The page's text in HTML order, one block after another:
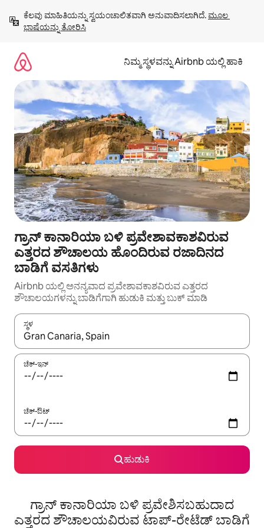
ಹೋಗಿ
ಕೆಲವು ಮಾಹಿತಿಯನ್ನು ಸ್ವಯಂಚಾಲಿತವಾಗಿ ಅನುವಾದಿಸಲಾಗಿದೆ. ಮೂಲ
ಭಾಷೆಯನ್ನು ತೋರಿಸಿ
ನಿಮ್ಮ ಸ್ಥಳವನ್ನು Airbnb ಯಲ್ಲಿ ಹಾಕಿ
ಗ್ರಾನ್ ಕಾನಾರಿಯಾ ಬಳಿ ಪ್ರವೇಶಾವಕಾಶವಿರುವ
ಎತ್ತರದ ಶೌಚಾಲಯ ಹೊಂದಿರುವ ರಜಾದಿನದ
ಬಾಡಿಗೆ ವಸತಿಗಳು
Airbnb ಯಲ್ಲಿ ಅನನ್ಯವಾದ ಪ್ರವೇಶಾವಕಾಶವಿರುವ ಎತ್ತರದ
ಶೌಚಾಲಯಗಳನ್ನು ಬಾಡಿಗೆಗಾಗಿ ಹುಡುಕಿ ಮತ್ತು ಬುಕ್ ಮಾಡಿ
ಸ್ಥಳ
ಫಲಿತಾಂಶಗಳು ಲಭ್ಯವಿರುವಾಗ, ಅಪ್ ಮತ್ತು ಡೌನ್ ಬಾಣದ ಕೀಲಿಗಳೊಂದಿಗೆ
ಚೆಕ್-ಇನ್
ಚೆಕ್-ಔಟ್
ಹುಡುಕಿ
ಗ್ರಾನ್ ಕಾನಾರಿಯಾ ಬಳಿ ಪ್ರವೇಶಿಸಬಹುದಾದ
ಎತ್ತರದ ಶೌಚಾಲಯವಿರುವ ಟಾಪ್-ರೇಟೆಡ್ ಬಾಡಿಗೆ